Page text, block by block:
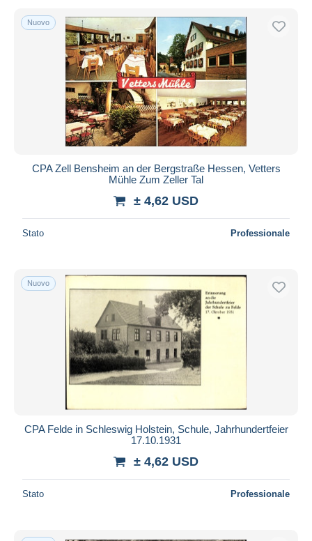
Nuovo
CPA Zell Bensheim an der Bergstraße Hessen, Vetters
Mühle Zum Zeller Tal
± 4,62 USD
Stato Professionale
Nuovo
CPA Felde in Schleswig Holstein, Schule, Jahrhundertfeier
17.10.1931
± 4,62 USD
Stato Professionale